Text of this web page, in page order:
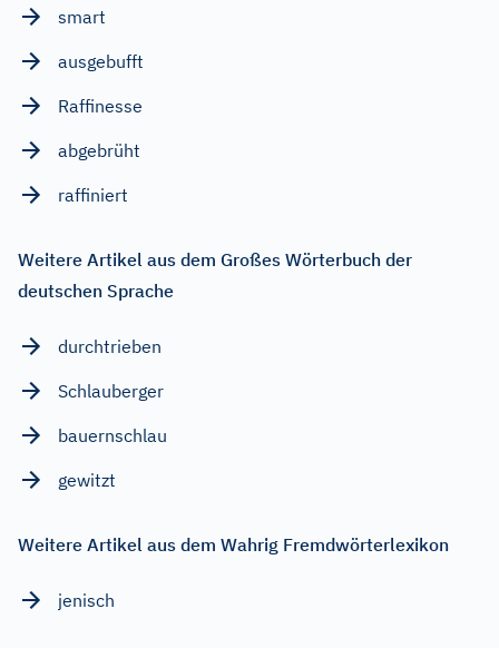
smart
ausgebufft
Raffinesse
abgebrüht
raffiniert
Weitere Artikel aus dem Großes Wörterbuch der
deutschen Sprache
durchtrieben
Schlauberger
bauernschlau
gewitzt
Weitere Artikel aus dem Wahrig Fremdwörterlexikon
jenisch